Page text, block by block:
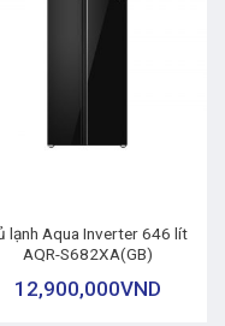
lạnh Aqua Inverter 646 lít
AQR-S682XA(GB)
12,900,000VND